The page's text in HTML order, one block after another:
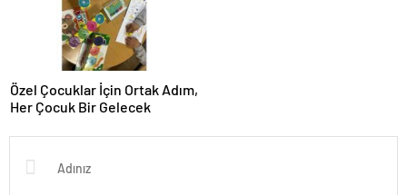
Özel Çocuklar İçin Ortak Adım,
Her Çocuk Bir Gelecek